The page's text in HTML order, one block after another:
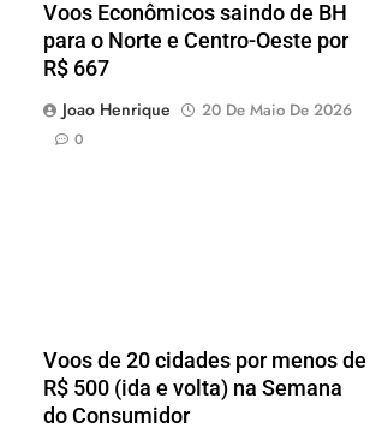
Voos Econômicos saindo de BH
para o Norte e Centro-Oeste por
R$ 667
Joao Henrique
20 De Maio De 2026
0
Voos de 20 cidades por menos de
R$ 500 (ida e volta) na Semana
do Consumidor